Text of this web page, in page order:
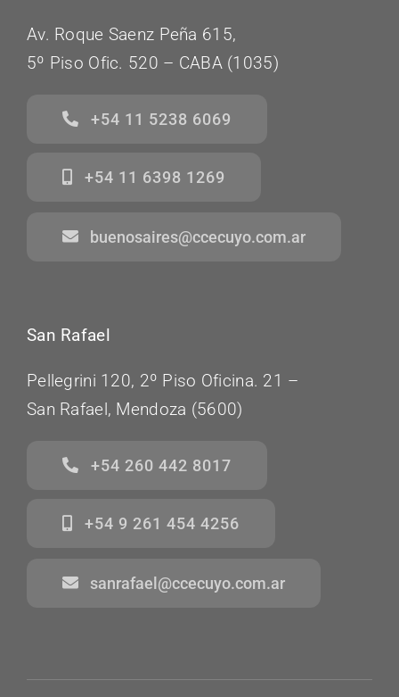
Av. Roque Saenz Peña 615,
5º Piso Ofic. 520 – CABA (1035)
+54 11 5238 6069
+54 11 6398 1269
buenosaires@ccecuyo.com.ar
San Rafael
Pellegrini 120, 2º Piso Oficina. 21 –
San Rafael, Mendoza (5600)
+54 260 442 8017
+54 9 261 454 4256
sanrafael@ccecuyo.com.ar